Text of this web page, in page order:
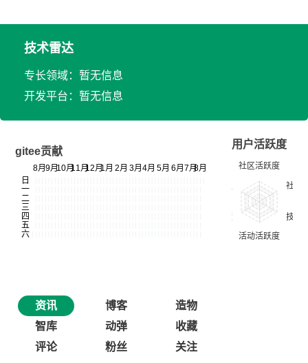
技术雷达
专长领域：暂无信息
开发平台：暂无信息
gitee贡献
用户活跃度
资讯 博客
造物
智库
动弹
收藏
评论
粉丝 关注